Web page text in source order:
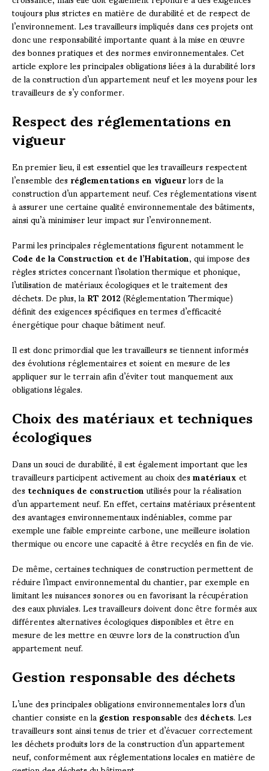
toujours plus strictes en matière de durabilité et de respect de
l’environnement. Les travailleurs impliqués dans ces projets ont
donc une responsabilité importante quant à la mise en œuvre
des bonnes pratiques et des normes environnementales. Cet
article explore les principales obligations liées à la durabilité lors
de la construction d’un appartement neuf et les moyens pour les
travailleurs de s’y conformer.
Respect des réglementations en
vigueur
En premier lieu, il est essentiel que les travailleurs respectent
l’ensemble desréglementations en vigueurlors de la
construction d’un appartement neuf. Ces réglementations visent
à assurer une certaine qualité environnementale des bâtiments,
ainsi qu’à minimiser leur impact sur l’environnement.
Parmi les principales réglementations figurent notamment le
Code de la Construction et de l’Habitation, qui impose des
règles strictes concernant l’isolation thermique et phonique,
l’utilisation de matériaux écologiques et le traitement des
déchets. De plus, laRT 2012(Réglementation Thermique)
définit des exigences spécifiques en termes d’efficacité
énergétique pour chaque bâtiment neuf.
Il est donc primordial que les travailleurs se tiennent informés
des évolutions réglementaires et soient en mesure de les
appliquer sur le terrain afin d’éviter tout manquement aux
obligations légales.
Choix des matériaux et techniques
écologiques
Dans un souci de durabilité, il est également important que les
travailleurs participent activement au choix desmatériauxet
destechniques de constructionutilisés pour la réalisation
d’un appartement neuf. En effet, certains matériaux présentent
des avantages environnementaux indéniables, comme par
exemple une faible empreinte carbone, une meilleure isolation
thermique ou encore une capacité à être recyclés en fin de vie.
De même, certaines techniques de construction permettent de
réduire l’impact environnemental du chantier, par exemple en
limitant les nuisances sonores ou en favorisant la récupération
des eaux pluviales. Les travailleurs doivent donc être formés aux
différentes alternatives écologiques disponibles et être en
mesure de les mettre en œuvre lors de la construction d’un
appartement neuf.
Gestion responsable des déchets
L’une des principales obligations environnementales lors d’un
chantier consiste en lagestion responsabledesdéchets. Les
travailleurs sont ainsi tenus de trier et d’évacuer correctement
les déchets produits lors de la construction d’un appartement
neuf, conformément aux réglementations locales en matière de